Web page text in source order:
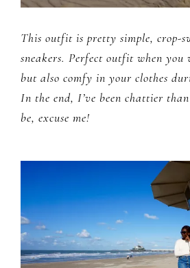
This outfit is pretty simple, crop-
sneakers. Perfect outfit when
but also comfy in your clothes
In the end, I’ve been chattier
be, excuse me!